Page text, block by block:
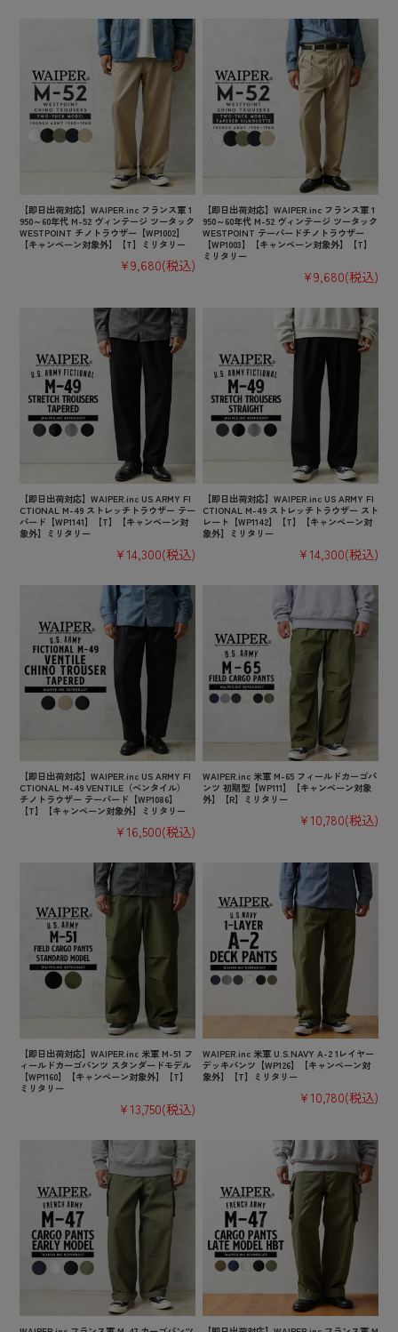
【即日出荷対応】WAIPER.inc フランス軍 1
950～60年代 M-52 ヴィンテージ ツータック
WESTPOINT チノトラウザー【WP1002】
【キャンペーン対象外】【T】ミリタリー
¥9,680(税込)
【即日出荷対応】WAIPER.inc フランス軍 1
950～60年代 M-52 ヴィンテージ ツータック
WESTPOINT テーパードチノトラウザー
【WP1003】【キャンペーン対象外】【T】
ミリタリー
¥9,680(税込)
【即日出荷対応】WAIPER.inc US ARMY FI
CTIONAL M-49 ストレッチトラウザー テー
パード【WP1141】【T】【キャンペーン対
象外】ミリタリー
¥14,300(税込)
【即日出荷対応】WAIPER.inc US ARMY FI
CTIONAL M-49 ストレッチトラウザー スト
レート【WP1142】【T】【キャンペーン対
象外】ミリタリー
¥14,300(税込)
【即日出荷対応】WAIPER.inc US ARMY FI
CTIONAL M-49 VENTILE（ベンタイル）
チノトラウザー テーパード【WP1086】
【T】【キャンペーン対象外】ミリタリー
¥16,500(税込)
WAIPER.inc 米軍 M-65 フィールドカーゴパ
ンツ 初期型【WP111】【キャンペーン対象
外】【R】ミリタリー
¥10,780(税込)
【即日出荷対応】WAIPER.inc 米軍 M-51 フ
ィールドカーゴパンツ スタンダードモデル
【WP1160】【キャンペーン対象外】【T】
ミリタリー
¥13,750(税込)
WAIPER.inc 米軍 U.S.NAVY A-2 1レイヤー
デッキパンツ【WP126】【キャンペーン対
象外】【T】ミリタリー
¥10,780(税込)